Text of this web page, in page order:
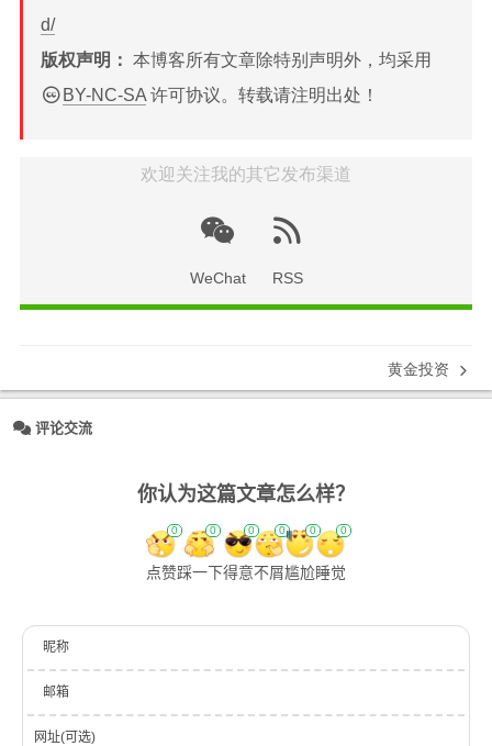
d/
版权声明： 本博客所有文章除特别声明外，均采用
BY-NC-SA 许可协议。转载请注明出处！
欢迎关注我的其它发布渠道
WeChat RSS
黄金投资
评论交流
你认为这篇文章怎么样？
0
点赞
0
踩一下
0
得意
0
不屑
0
尴尬
0
睡觉
昵称
邮箱
网址(可选)